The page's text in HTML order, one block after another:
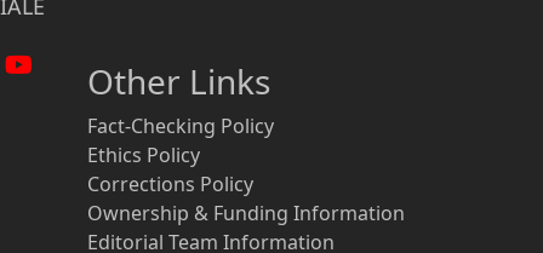
Other Links
Fact-Checking Policy
Ethics Policy
Corrections Policy
Ownership & Funding Information
Editorial Team Information